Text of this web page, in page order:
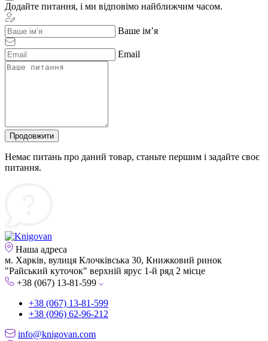
Додайте питання, і ми відповімо найближчим часом.
Ваше ім’я
Email
Продовжити
Немає питань про даний товар, станьте першим і задайте своє
питання.
Наша адреса
м. Харків, вулиця Клочківська 30, Книжковий ринок
"Райський куточок" верхній ярус 1-й ряд 2 місце
+38 (067) 13-81-599
+38 (067) 13-81-599
+38 (096) 62-96-212
info@knigovan.com